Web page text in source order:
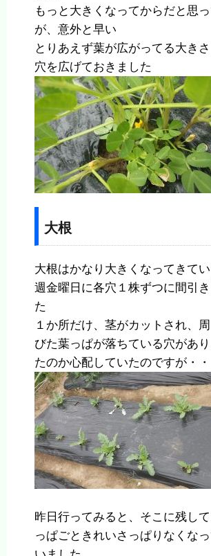
もっと大きくなってからだと思
が、意外と早い
とりあえず葉が広がってる大き
穴を広げておきました
大根
大根はかなり大きくなってきて
週金曜日に各穴１株ずつに間引
た
１か所だけ、茎がカットされ、
びた葉っぱが落ちている穴があ
たのか心配していたのですが・・
昨日行ってみると、そこに残し
っぱごときれいさっぱりなくな